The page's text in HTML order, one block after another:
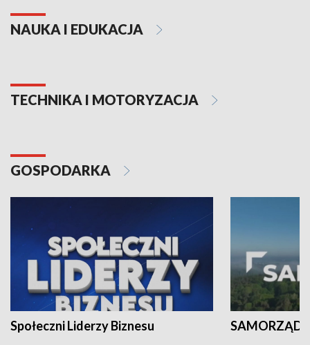
NAUKA I EDUKACJA
TECHNIKA I MOTORYZACJA
GOSPODARKA
Społeczni Liderzy Biznesu SAMORZĄD